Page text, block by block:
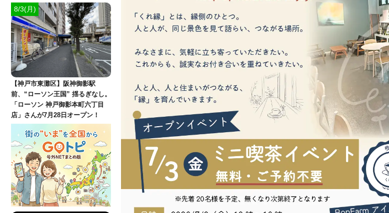
8/3(月)
【神戸市東灘区】阪神御影駅
前、“ローソン王国” 揺るぎなし。
「ローソン 神戸御影本町六丁目
店」さんが7月28日オープン！